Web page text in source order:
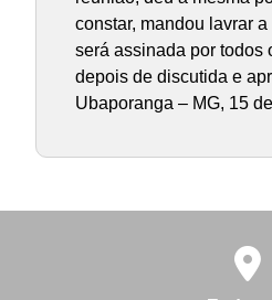
constar, mandou lavrar
será assinada por todos
depois de discutida e
Ubaporanga – MG, 15